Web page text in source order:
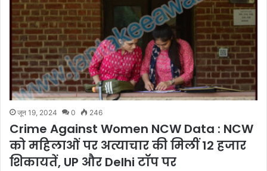
जून 19, 2024 0 246
Crime Against Women NCW Data : NCW
को महिलाओं पर अत्याचार की मिलीं 12 हजार
शिकायतें, UP और Delhi टॉप पर